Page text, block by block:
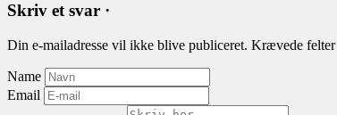
Skriv et svar ·
Din e-mailadresse vil ikke blive publiceret. Krævede felter
Name
Email